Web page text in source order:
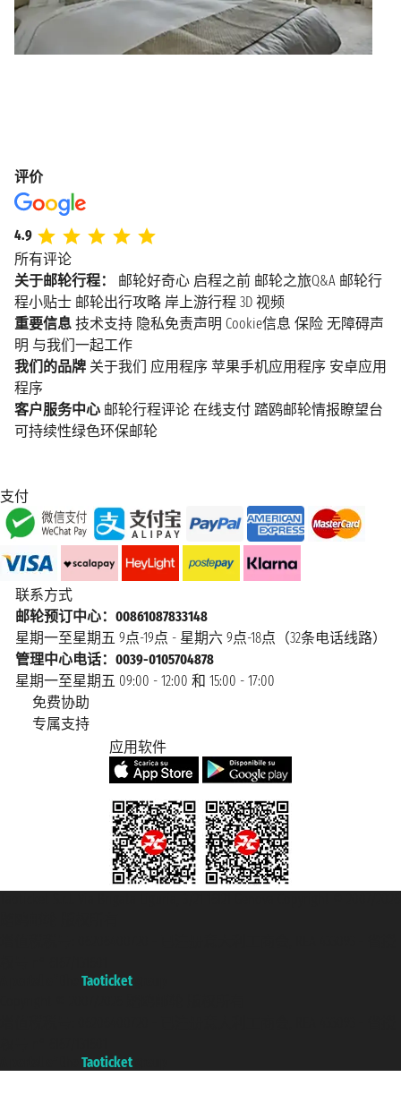
评价
4.9
所有评论
关于邮轮行程：
邮轮好奇心 启程之前 邮轮之旅Q&A 邮轮行
程小贴士 邮轮出行攻略 岸上游行程 3D 视频
重要信息 技术支持 隐私免责声明 Cookie信息 保险 无障碍声
明 与我们一起工作
我们的品牌 关于我们 应用程序 苹果手机应用程序 安卓应用
程序
客户服务中心 邮轮行程评论 在线支付 踏鸥邮轮情报瞭望台
可持续性绿色环保邮轮
支付
联系方式
邮轮预订中心：00861087833148
星期一至星期五 9点-19点 - 星期六 9点-18点（32条电话线路）
管理中心电话：0039-0105704878
星期一至星期五 09:00 - 12:00 和 15:00 - 17:00
免费协助
专属支持
应用软件
Taoticket
Taoticket